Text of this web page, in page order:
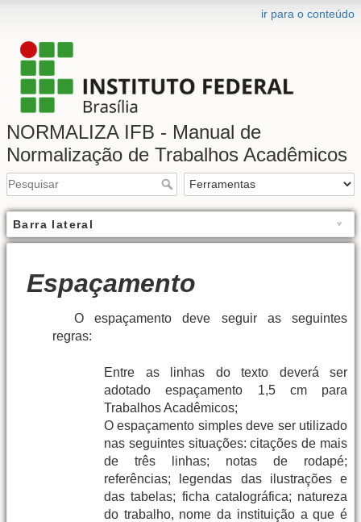
ir para o conteúdo
NORMALIZA IFB - Manual de
Normalização de Trabalhos Acadêmicos
Barra lateral
Espaçamento
O espaçamento deve seguir as seguintes
regras:
Entre as linhas do texto deverá ser
adotado espaçamento 1,5 cm para
Trabalhos Acadêmicos;
O espaçamento simples deve ser utilizado
nas seguintes situações: citações de mais
de três linhas; notas de rodapé;
referências; legendas das ilustrações e
das tabelas; ficha catalográfica; natureza
do trabalho, nome da instituição a que é